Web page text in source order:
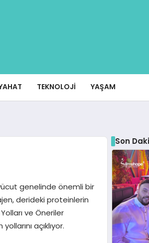
TEKNOLOJI YAŞAM
genelinde önemli bir
derideki proteinlerin
ve Öneriler
açıklıyor.
Son